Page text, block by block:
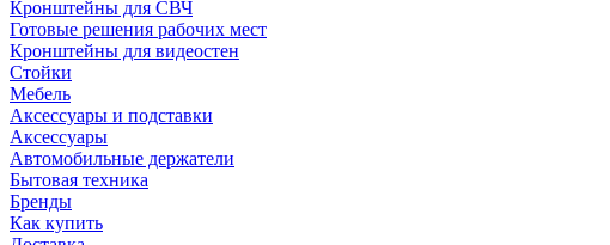
Кронштейны для СВЧ
Готовые решения рабочих мест
Кронштейны для видеостен
Стойки
Мебель
Аксессуары и подставки
Аксессуары
Автомобильные держатели
Бытовая техника
Бренды
Как купить